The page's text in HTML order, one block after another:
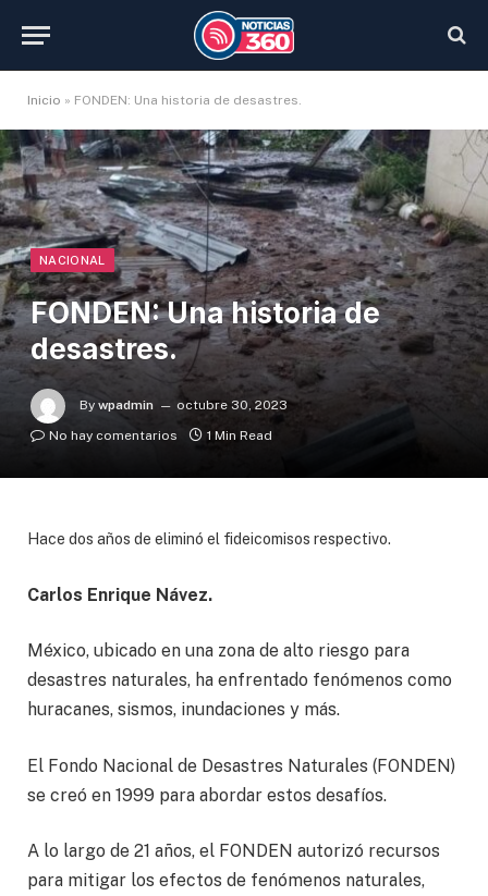
Inicio » FONDEN: Una historia de desastres.
NACIONAL
FONDEN: Una historia de
desastres.
By wpadmin
octubre 30, 2023
No hay comentarios
1 Min Read
Hace dos años de eliminó el fideicomisos respectivo.
Carlos Enrique Návez.
México, ubicado en una zona de alto riesgo para
desastres naturales, ha enfrentado fenómenos como
huracanes, sismos, inundaciones y más.
El Fondo Nacional de Desastres Naturales (FONDEN)
se creó en 1999 para abordar estos desafíos.
A lo largo de 21 años, el FONDEN autorizó recursos
para mitigar los efectos de fenómenos naturales,